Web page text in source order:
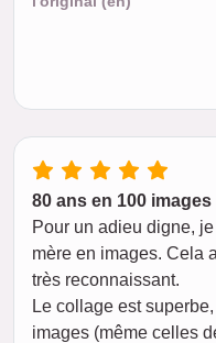
80 ans en 100 images
Pour un adieu digne,
mère en images. Cela
très reconnaissant.
Le collage est
images (même celles